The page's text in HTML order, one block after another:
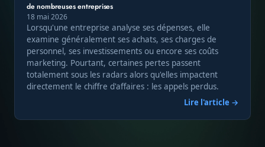
de nombreuses entreprises
18 mai 2026
Lorsqu'une entreprise analyse ses dépenses, elle
examine généralement ses achats, ses charges de
personnel, ses investissements ou encore ses coûts
marketing. Pourtant, certaines pertes passent
totalement sous les radars alors qu'elles impactent
directement le chiffre d'affaires : les appels perdus.
Lire l'article →